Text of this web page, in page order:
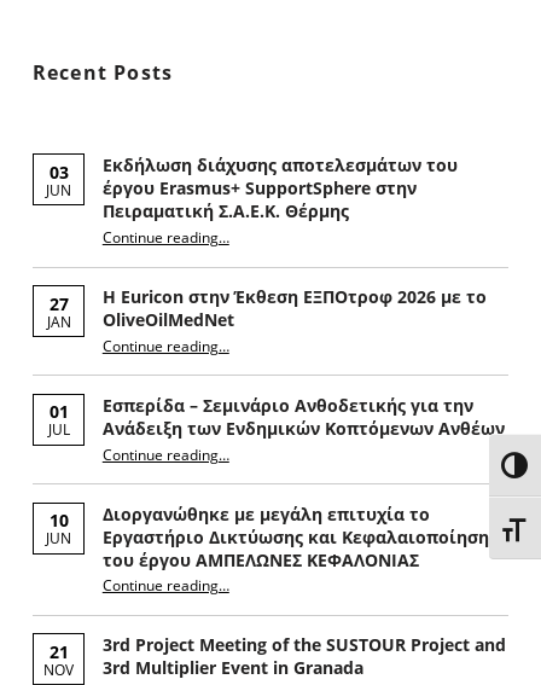
Recent Posts
03
JUN
Εκδήλωση διάχυσης αποτελεσμάτων του
έργου Erasmus+ SupportSphere στην
Πειραματική Σ.Α.Ε.Κ. Θέρμης
Continue reading“Εκδήλωση διάχυσης αποτελεσμάτων του έργου Erasmus+ SupportSphere στην Πειραματική Σ.Α.Ε.Κ. Θέρμης”
…
27
JAN
Η Euricon στην Έκθεση ΕΞΠΟτροφ 2026 με το
OliveOilMedNet
Continue reading“Η Euricon στην Έκθεση ΕΞΠΟτροφ 2026 με το OliveOilMedNet”
…
01
JUL
Εσπερίδα – Σεμινάριο Ανθοδετικής για την
Ανάδειξη των Ενδημικών Κοπτόμενων Ανθέων
Continue reading“Εσπερίδα – Σεμινάριο Ανθοδετικής για την Ανάδειξη των Ενδημικών Κοπτόμενων Ανθέων”
…
10
JUN
Διοργανώθηκε με μεγάλη επιτυχία το
Εργαστήριο Δικτύωσης και Κεφαλαιοποίησης
του έργου ΑΜΠΕΛΩΝΕΣ ΚΕΦΑΛΟΝΙΑΣ
Continue reading“Διοργανώθηκε με μεγάλη επιτυχία το Εργαστήριο Δικτύωσης και Κεφαλαιοποίησης του έργου ΑΜΠΕΛΩΝΕΣ ΚΕΦΑΛΟΝΙΑΣ”
…
21
NOV
3rd Project Meeting of the SUSTOUR Project and
3rd Multiplier Event in Granada